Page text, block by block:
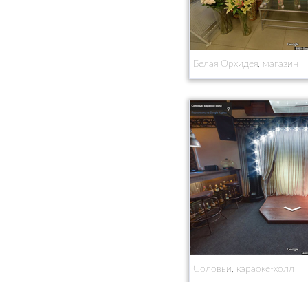
Белая Орхидея, магазин
Соловьи, караоке-холл